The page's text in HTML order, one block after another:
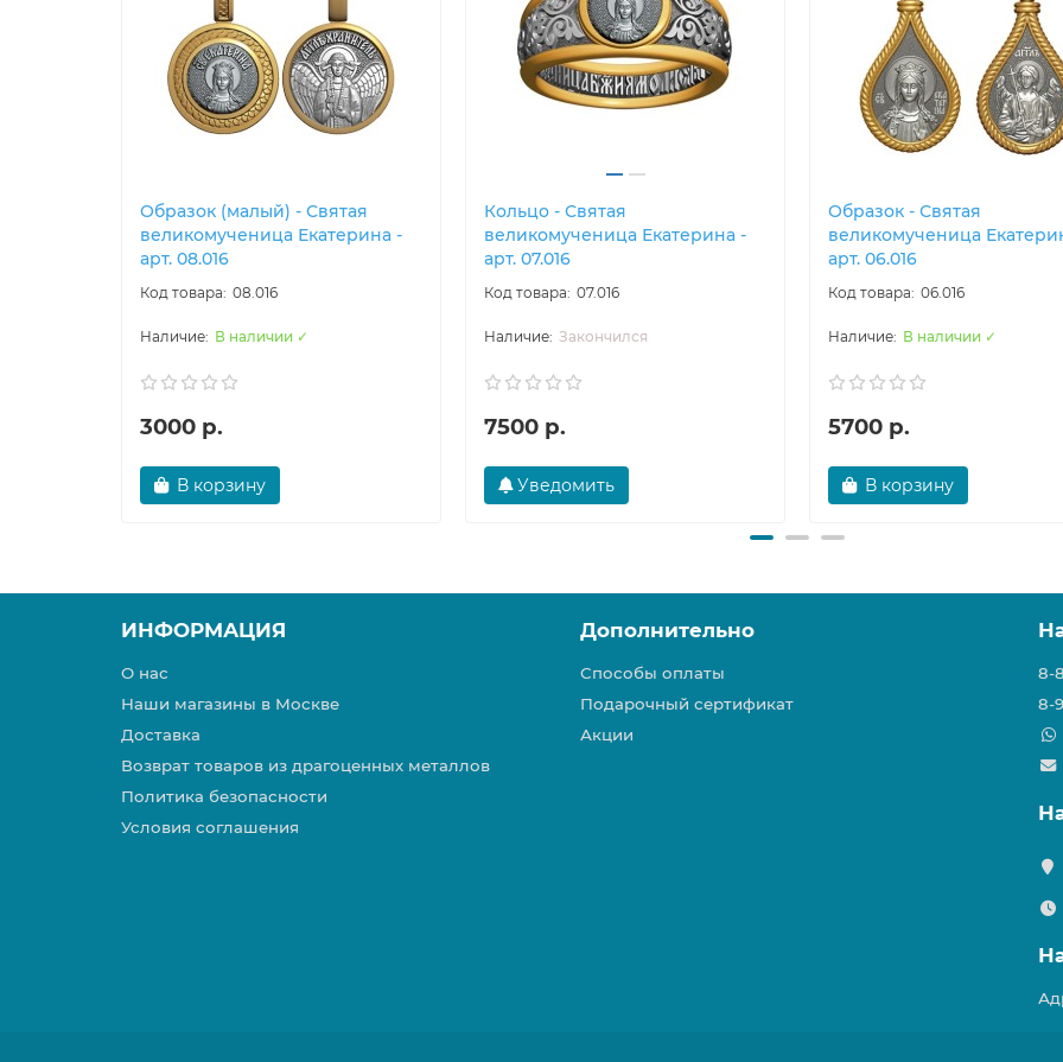
Образок (малый) - Святая
великомученица Екатерина -
арт. 08.016
08.016
В наличии ✓
3000 р.
В корзину
Кольцо - Святая
великомученица Екатерина -
арт. 07.016
07.016
Закончился
7500 р.
Уведомить
Образок - Святая
великомученица
арт. 06.016
06.016
В наличии ✓
5700 р.
В корзину
ИНФОРМАЦИЯ
О нас
Наши магазины в Москве
Доставка
Возврат товаров из драгоценных металлов
Политика безопасности
Условия соглашения
Дополнительно
Способы оплаты
Подарочный сертификат
Акции
8-
8-